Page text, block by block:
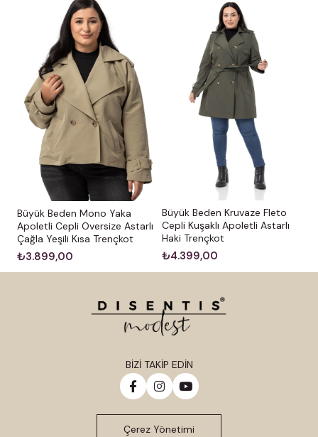
Büyük Beden Mono Yaka
Apoletli Cepli Oversize Astarlı
Çağla Yeşili Kısa Trençkot
₺3.899,00
Büyük Beden Kruvaze Fleto
Cepli Kuşaklı Apoletli Astarlı
Haki Trençkot
₺4.399,00
BİZİ TAKİP EDİN
Çerez Yönetimi